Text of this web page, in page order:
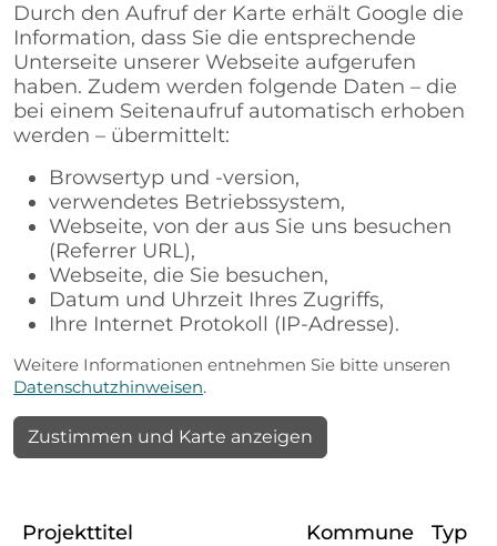
Durch den Aufruf der Karte erhält Google die
Information, dass Sie die entsprechende
Unterseite unserer Webseite aufgerufen
haben. Zudem werden folgende Daten – die
bei einem Seitenaufruf automatisch erhoben
werden – übermittelt:
Browsertyp und -version,
verwendetes Betriebssystem,
Webseite, von der aus Sie uns besuchen
(Referrer URL),
Webseite, die Sie besuchen,
Datum und Uhrzeit Ihres Zugriffs,
Ihre Internet Protokoll (IP-Adresse).
Weitere Informationen entnehmen Sie bitte unseren
Datenschutzhinweisen.
Zustimmen und Karte anzeigen
Projekttitel Kommune
Typ